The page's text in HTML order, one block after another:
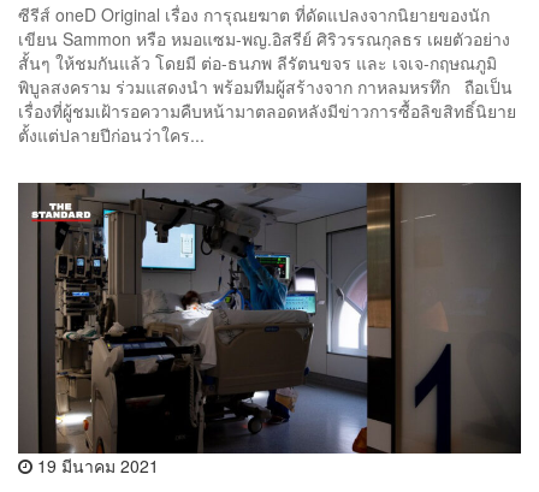
ซีรีส์ oneD Original เรื่อง การุณยฆาต ที่ดัดแปลงจากนิยายของนัก
เขียน Sammon หรือ หมอแซม-พญ.อิสรีย์ ศิริวรรณกุลธร เผยตัวอย่าง
สั้นๆ ให้ชมกันแล้ว โดยมี ต่อ-ธนภพ ลีรัตนขจร และ เจเจ-กฤษณภูมิ
พิบูลสงคราม ร่วมแสดงนำ พร้อมทีมผู้สร้างจาก กาหลมหรทึก ถือเป็น
เรื่องที่ผู้ชมเฝ้ารอความคืบหน้ามาตลอดหลังมีข่าวการซื้อลิขสิทธิ์นิยาย
ตั้งแต่ปลายปีก่อนว่าใคร...
19 มีนาคม 2021